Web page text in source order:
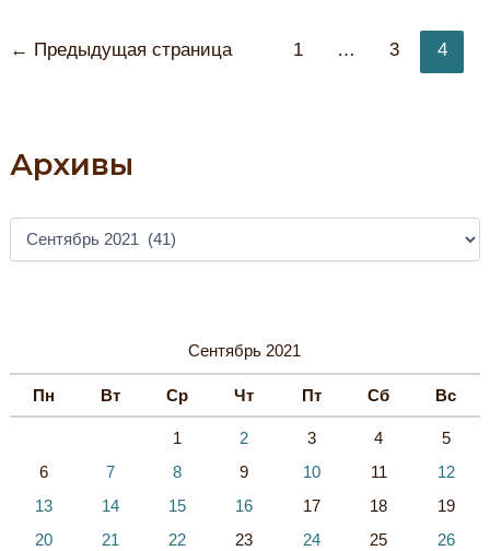
Архивы
Сентябрь 2021
Пн Вт Ср Чт Пт Сб Вс
1 2 3 4
5
6
7 8 9 10 11
12
13
14 15 16 17 18
19
20
21 22 23 24 25
26
Постраничная
навигация
← Предыдущая страница 1 … 3 4